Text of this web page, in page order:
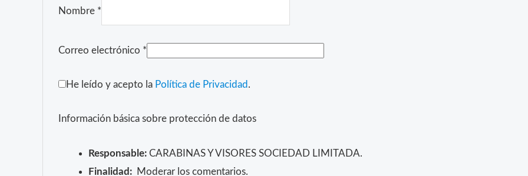
Nombre *
Correo electrónico *
He leído y acepto la Política de Privacidad .
Información básica sobre protección de datos
Responsable:CARABINAS Y VISORES SOCIEDAD LIMITADA.
Finalidad:Moderar los comentarios.